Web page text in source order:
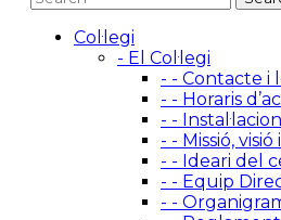
Col·legi
- El Col·legi
- - Contacte i
- - Horaris
- -
- - Missió,
- - Ideari del
- - Equip
- -